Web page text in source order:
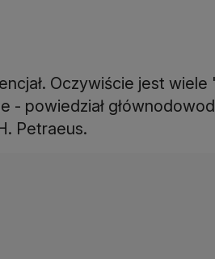
Oczywiście jest wiele
- powiedział
Petraeus.